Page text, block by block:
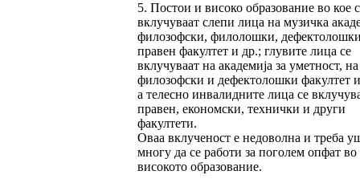
5. Постои и високо образование во кое
вклучуваат слепи лица на музичка
филозофски, филолошки,
правен факултет и др.; глувите лица се
вклучуваат на академија за уметност, на
филозофски и дефектолошки факултет
а телесно инвалидните лица се
правен, економски, технички и други
факултети.
Оваа вклученост е недоволна и треба
многу да се работи за поголем опфат во
високото образование.